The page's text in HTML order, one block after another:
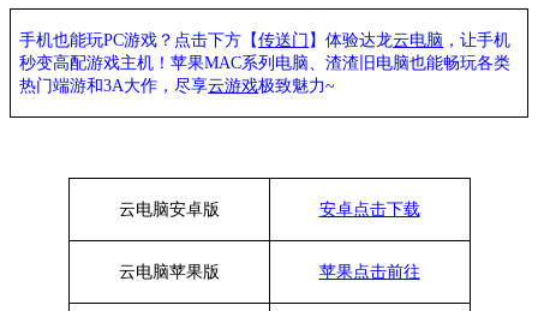
手机也能玩PC游戏？点击下方【传送门 】体验达龙云电脑 ，让手机
秒变高配游戏主机 ！苹果MAC系列电脑、渣渣旧电脑也能畅玩各类
热门端游和3A大作， 尽享云游戏极致魅力~
云电脑安卓版 安卓点击下载
云电脑苹果版 苹果点击前往